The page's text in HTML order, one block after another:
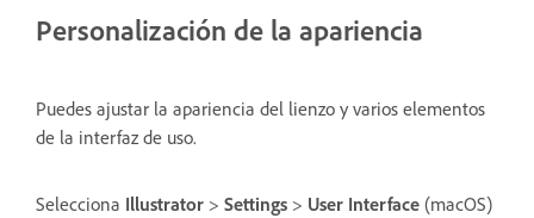
Personalización de la apariencia
Puedes ajustar la apariencia del lienzo y varios elementos
de la interfaz de uso.
Selecciona Illustrator > Settings > User Interface (macOS)